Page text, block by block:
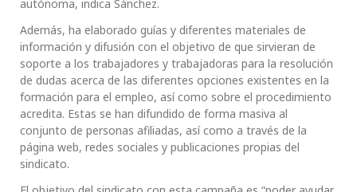
autónoma, indica Sánchez.
Además, ha elaborado guías y diferentes materiales de
información y difusión con el objetivo de que sirvieran de
soporte a los trabajadores y trabajadoras para la resolución
de dudas acerca de las diferentes opciones existentes en la
formación para el empleo, así como sobre el procedimiento
acredita. Estas se han difundido de forma masiva al
conjunto de personas afiliadas, así como a través de la
página web, redes sociales y publicaciones propias del
sindicato.